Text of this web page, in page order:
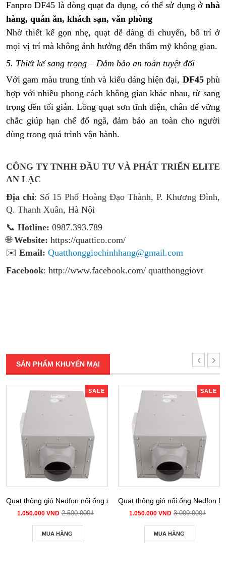
Fanpro DF45 là dòng quạt đa dụng, có thể sử dụng ở nhà
hàng, quán ăn, khách sạn, văn phòng
Nhờ thiết kế gọn nhẹ, quạt dễ dàng di chuyển, bố trí ở
mọi vị trí mà không ảnh hưởng đến thẩm mỹ không gian.
5. Thiết kế sang trọng – Đảm bảo an toàn tuyệt đối
Với gam màu trung tính và kiểu dáng hiện đại, DF45phù
hợp với nhiều phong cách không gian khác nhau, từ sang
trọng đến tối giản. Lồng quạt sơn tĩnh điện, chân đế vững
chắc giúp hạn chế đổ ngã, đảm bảo an toàn cho người
dùng trong quá trình vận hành.
CÔNG TY TNHH ĐẦU TƯ VÀ PHÁT TRIỂN ELITE
AN LẠC
Địa chỉ: Số 15 Phố Hoàng Đạo Thành, P. Khương Đình,
Q. Thanh Xuân, Hà Nội
📞 Hotline: 0987.393.789
🌐Website: https://quattico.com/
✉️ Email: Quatthonggiochinhhang@gmail.com
Facebook: http://www.facebook.com/ quatthonggiovt
SẢN PHẨM KHUYẾN MẠI
SALE
Quạt thông gió Nedfon nối ống siêu âm DPT 10-12B
1.050.000 VND 2.500.000₫
MUA HÀNG
SALE
Quạt thông gió nối ống Nedfon
1.050.000 VND 3.000.000₫
MUA HÀNG